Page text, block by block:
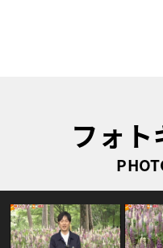
フォ